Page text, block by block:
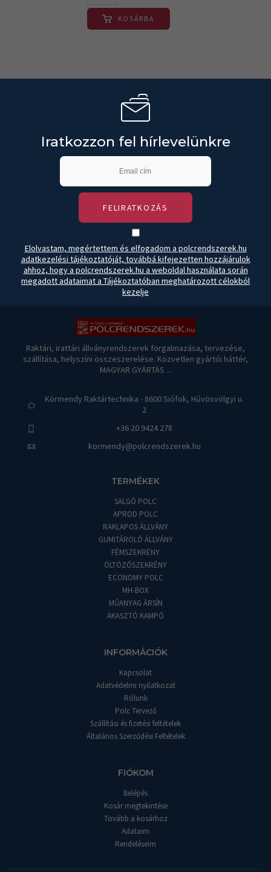
KOSÁRBA
Iratkozzon fel hírlevelünkre
FELIRATKOZÁS
Elolvastam, megértettem és elfogadom a polcrendszerek.hu
adatkezelési tájékoztatóját, továbbá kifejezetten hozzájárulok
ahhoz, hogy a polcrendszerek.hu a weboldal használata során
megadott adataimat a Tájékoztatóban meghatározott célokból
kezelje
Raktári, irattári állványrendszerek forgalmazása, tervezése,
szállítása, helyszíni összeszerelése. Közvetlen gyártói háttér,
MAGYAR GYÁRTÁS ...
Körmendy Raktártechnika - 8600 Siófok, Hűvösvölgyi u.
2
+36 20 9424 278
kormendy@polcrendszerek.hu
TERMÉKEK
SALGÓ POLC
APROD POLC
RAKLAPOS ÁLLVÁNY
GUMITÁROLÓ ÁLLVÁNY
FÉMSZEKRÉNY
ÖLTÖZŐSZEKRÉNY
ECONOMY POLC
MH-BOX
MŰANYAG ÁRSÍN
AKASZTÓ KAMPÓ
INFORMÁCIÓK
Kapcsolat
Adatvédelmi nyilatkozat
Rólunk
Polc Tervező
Szállítási és fizetési feltételek
Általános Szerződési Feltételek
FIÓKOM
Belépés
Kosár megtekintése
Tovább a kosárhoz
Adataim
Rendeléseim